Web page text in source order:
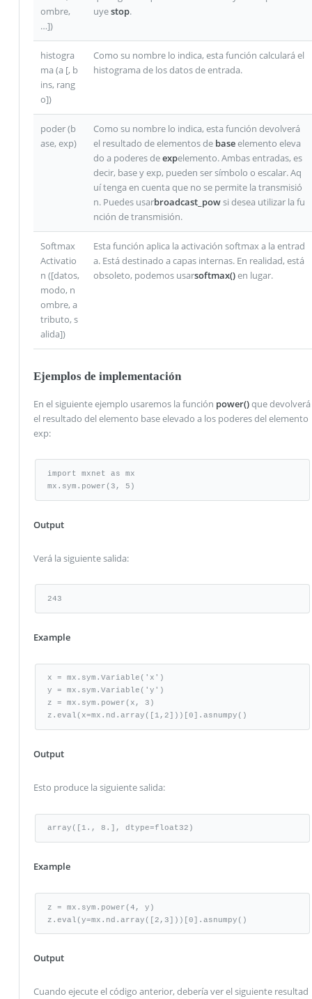
ombre,
…])
uyestop.
histogra
ma (a [, b
ins, rang
o])
Como su nombre lo indica, esta función calculará el
histograma de los datos de entrada.
poder (b
ase, exp)
Como su nombre lo indica, esta función devolverá
el resultado de elementos de baseelemento eleva
do a poderes deexpelemento. Ambas entradas, es
decir, base y exp, pueden ser símbolo o escalar. Aq
uí tenga en cuenta que no se permite la transmisió
n. Puedes usarbroadcast_powsi desea utilizar la fu
nción de transmisión.
Softmax
Activatio
n ([datos,
modo, n
ombre, a
tributo, s
alida])
Esta función aplica la activación softmax a la entrad
a. Está destinado a capas internas. En realidad, está
obsoleto, podemos usarsoftmax()en lugar.
Ejemplos de implementación
En el siguiente ejemplo usaremos la función power()que devolverá
el resultado del elemento base elevado a los poderes del elemento
exp:
import mxnet as mx
mx.sym.power(3, 5)
Output
Verá la siguiente salida:
243
Example
x = mx.sym.Variable('x')
y = mx.sym.Variable('y')
z = mx.sym.power(x, 3)
z.eval(x=mx.nd.array([1,2]))[0].asnumpy()
Output
Esto produce la siguiente salida:
array([1., 8.], dtype=float32)
Example
z = mx.sym.power(4, y)
z.eval(y=mx.nd.array([2,3]))[0].asnumpy()
Output
Cuando ejecute el código anterior, debería ver el siguiente resultad